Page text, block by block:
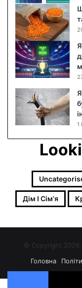
п
о
к
р
о
к
о
в
и
й
р
е
е
о
1
Дім І Сімʼя
© Copyright
Головна